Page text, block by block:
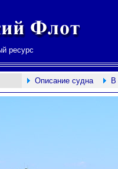
ресурс
Описание судна В